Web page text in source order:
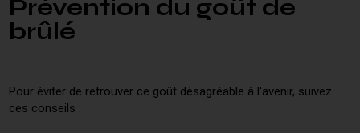
Prévention du goût de
brûlé
Pour éviter de retrouver ce goût désagréable à l'avenir, suivez
ces conseils :